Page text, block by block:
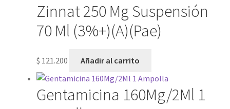
Zinnat 250 Mg Suspensión
70 Ml (3%+)(A)(Pae)
$ 121.200 Añadir al carrito
Gentamicina 160Mg/2Ml 1